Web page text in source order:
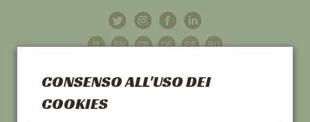
CONSENSO ALL'USO DEI
COOKIES